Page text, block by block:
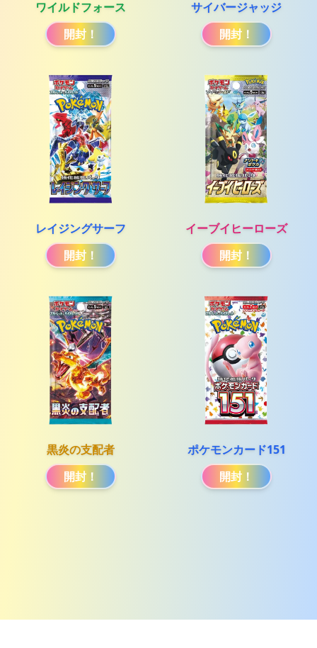
ワイルドフォース
開封！
サイバージャッジ
開封！
レイジングサーフ
開封！
イーブイヒーローズ
開封！
黒炎の支配者
開封！
ポケモンカード151
開封！